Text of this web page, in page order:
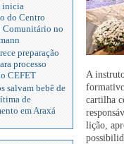
inicia
do Centro
Comunitário no
preparação
processo
CEFET
salvam bebê de
de
em Araxá
A
cartilha
lição,